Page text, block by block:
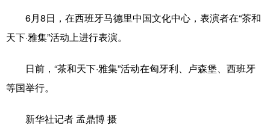
6月8日，在西班牙马德里中国文化中心，表演者在“茶和
天下·雅集”活动上进行表演。
日前，“茶和天下·雅集”活动在匈牙利、卢森堡、西班牙
等国举行。
新华社记者 孟鼎博 摄